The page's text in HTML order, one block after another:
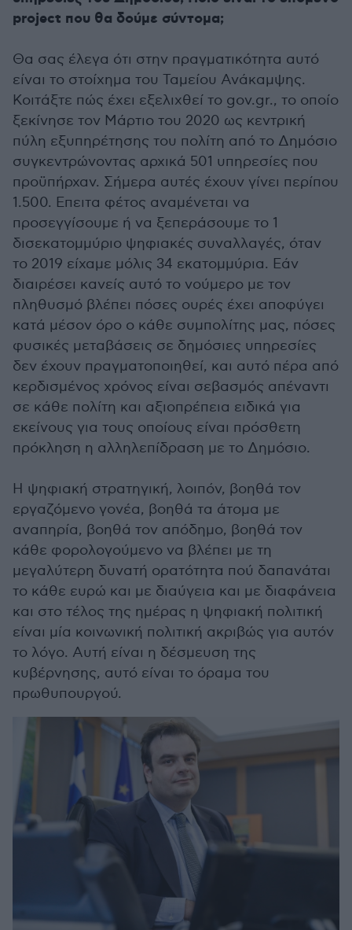
project που θα δούμε σύντομα;
Θα σας έλεγα ότι στην πραγματικότητα αυτό
είναι το στοίχημα του Ταμείου Ανάκαμψης.
Κοιτάξτε πώς έχει εξελιχθεί το gov.gr., το οποίο
ξεκίνησε τον Μάρτιο του 2020 ως κεντρική
πύλη εξυπηρέτησης του πολίτη από το Δημόσιο
συγκεντρώνοντας αρχικά 501 υπηρεσίες που
προϋπήρχαν. Σήμερα αυτές έχουν γίνει περίπου
1.500. Επειτα φέτος αναμένεται να
προσεγγίσουμε ή να ξεπεράσουμε το 1
δισεκατομμύριο ψηφιακές συναλλαγές, όταν
το 2019 είχαμε μόλις 34 εκατομμύρια. Εάν
διαιρέσει κανείς αυτό το νούμερο με τον
πληθυσμό βλέπει πόσες ουρές έχει αποφύγει
κατά μέσον όρο ο κάθε συμπολίτης μας, πόσες
φυσικές μεταβάσεις σε δημόσιες υπηρεσίες
δεν έχουν πραγματοποιηθεί, και αυτό πέρα από
κερδισμένος χρόνος είναι σεβασμός απέναντι
σε κάθε πολίτη και αξιοπρέπεια ειδικά για
εκείνους για τους οποίους είναι πρόσθετη
πρόκληση η αλληλεπίδραση με το Δημόσιο.
Η ψηφιακή στρατηγική, λοιπόν, βοηθά τον
εργαζόμενο γονέα, βοηθά τα άτομα με
αναπηρία, βοηθά τον απόδημο, βοηθά τον
κάθε φορολογούμενο να βλέπει με τη
μεγαλύτερη δυνατή ορατότητα πού δαπανάται
το κάθε ευρώ και με διαύγεια και με διαφάνεια
και στο τέλος της ημέρας η ψηφιακή πολιτική
είναι μία κοινωνική πολιτική ακριβώς για αυτόν
το λόγο. Αυτή είναι η δέσμευση της
κυβέρνησης, αυτό είναι το όραμα του
πρωθυπουργού.